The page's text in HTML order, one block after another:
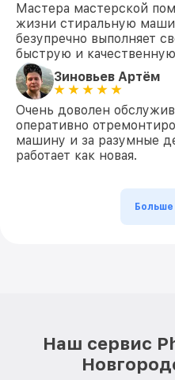
Мастера мастерской
жизни стиральную
безупречно выполняет
быструю и
Зиновьев Артём
Очень доволен
оперативно
машину и за разумные
работает как новая.
Наш сервис